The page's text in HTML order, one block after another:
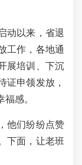
以来，省退
工作，各地通
展培训、下沉
证申领发放，
感。
他们纷纷点赞
下面，让老班